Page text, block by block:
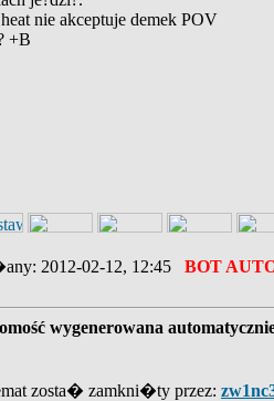
nie akceptuje demek POV
+B
2012-02-12, 12:45 BOT
wygenerowana
zosta� zamkni�ty przez: